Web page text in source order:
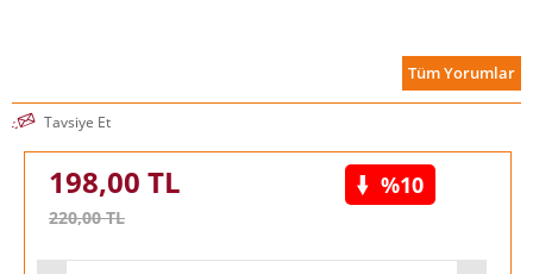
Tüm Yorumlar
Tavsiye Et
198,00 TL
220,00TL
%10